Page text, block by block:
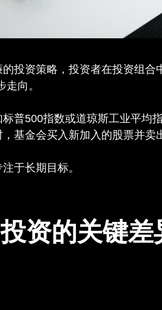
投资策略，投资者在投资组合
向。
普500指数或道琼斯工业平均
基金会买入新加入的股票并卖
于长期目标。
资的关键差